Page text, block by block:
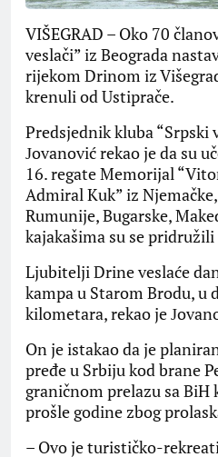
VIŠEGRAD – Oko 70
veslači” iz Beograda
rijekom Drinom iz
krenuli od Ustiprače.
Predsjednik kluba “Srpski
Јovanović rekao je da su
16. regate Memorijal
Admiral Kuk” iz
Rumunije, Bugarske,
kajakašima su se
Ljubitelji Drine veslaće
kampa u Starom Brodu, u
kilometara, rekao je
On je istakao da je
pređe u Srbiju kod brane
graničnom prelazu sa
prošle godine zbog
– Ovo je turističko-